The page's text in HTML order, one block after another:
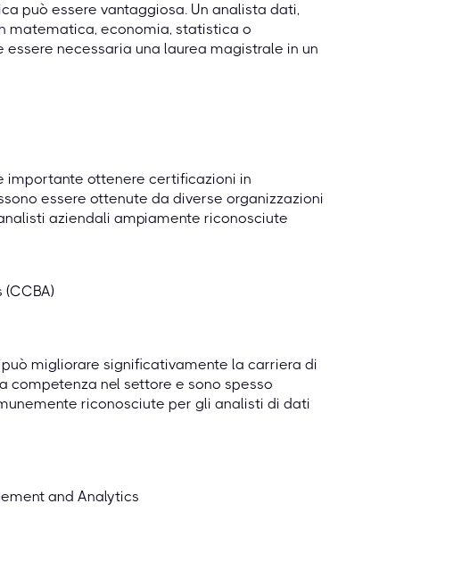
può essere vantaggiosa. Un analista dati,
matematica, economia, statistica o
necessaria una laurea magistrale in un
importante ottenere certificazioni in
essere ottenute da diverse organizzazioni
aziendali ampiamente riconosciute
migliorare significativamente la carriera di
competenza nel settore e sono spesso
riconosciute per gli analisti di dati
and Analytics